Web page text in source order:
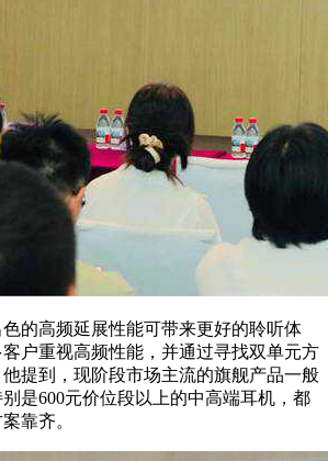
的高频延展性能可带来更好的聆听体
户重视高频性能，并通过寻找双单元方
提到，现阶段市场主流的旗舰产品一般
是600元价位段以上的中高端耳机，都
靠齐。